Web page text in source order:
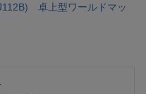
卓上型ワールドマッ